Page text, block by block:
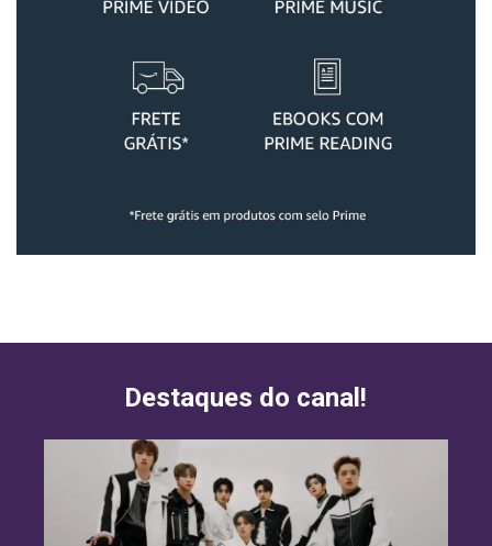
Destaques do canal!